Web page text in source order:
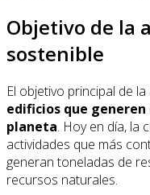
Objetivo de la
sostenible
El objetivo principal de
edificios que
planeta. Hoy en día, la
actividades que más
generan toneladas de
recursos naturales.